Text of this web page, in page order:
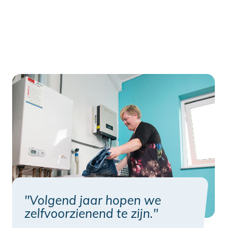
"Volgend jaar hopen we
zelfvoorzienend te zijn."